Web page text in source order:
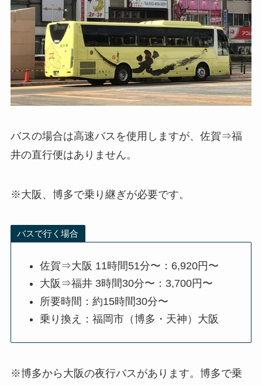
バスの場合は高速バスを使用しますが、佐賀⇒福
井の直行便はありません。
※大阪、博多で乗り継ぎが必要です。
バスで行く場合
佐賀⇒大阪 11時間51分〜：6,920円〜
大阪⇒福井 3時間30分〜：3,700円〜
所要時間：約15時間30分〜
乗り換え：福岡市（博多・天神）大阪
※博多から大阪の夜行バスがあります。博多で乗